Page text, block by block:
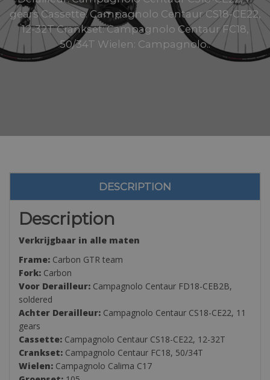
gears Cassette: Campagnolo Centaur CS18-CE22,
12-32T Crankset: Campagnolo Centaur FC18,
50/34T Wielen: Campagnolo..
DESCRIPTION
Description
Verkrijgbaar in alle maten
Frame: Carbon GTR team
Fork: Carbon
Voor Derailleur: Campagnolo Centaur FD18-CEB2B,
soldered
Achter Derailleur: Campagnolo Centaur CS18-CE22, 11
gears
Cassette: Campagnolo Centaur CS18-CE22, 12-32T
Crankset: Campagnolo Centaur FC18, 50/34T
Wielen: Campagnolo Calima C17